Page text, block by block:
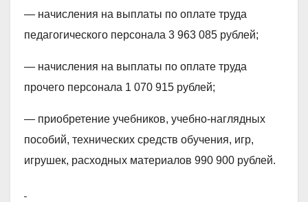
— начисления на выплаты по оплате труда
педагогического персонала 3 963 085 рублей;
— начисления на выплаты по оплате труда
прочего персонала 1 070 915 рублей;
— приобретение учебников, учебно-наглядных
пособий, технических средств обучения, игр,
игрушек, расходных материалов 990 900 рублей.